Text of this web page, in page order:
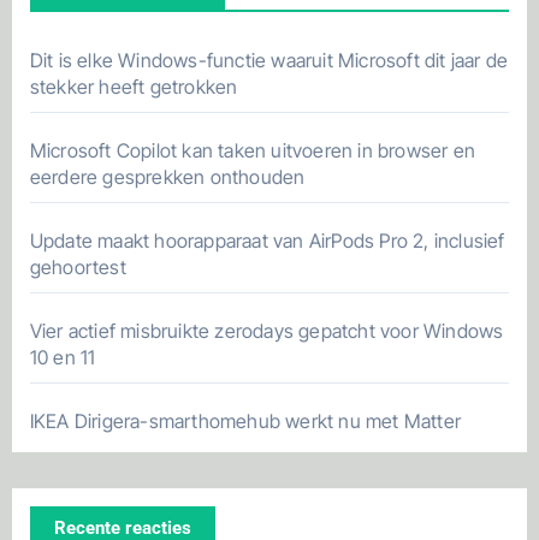
Dit is elke Windows-functie waaruit Microsoft dit jaar de
stekker heeft getrokken
Microsoft Copilot kan taken uitvoeren in browser en
eerdere gesprekken onthouden
Update maakt hoorapparaat van AirPods Pro 2, inclusief
gehoortest
Vier actief misbruikte zerodays gepatcht voor Windows
10 en 11
IKEA Dirigera-smarthomehub werkt nu met Matter
Recente reacties